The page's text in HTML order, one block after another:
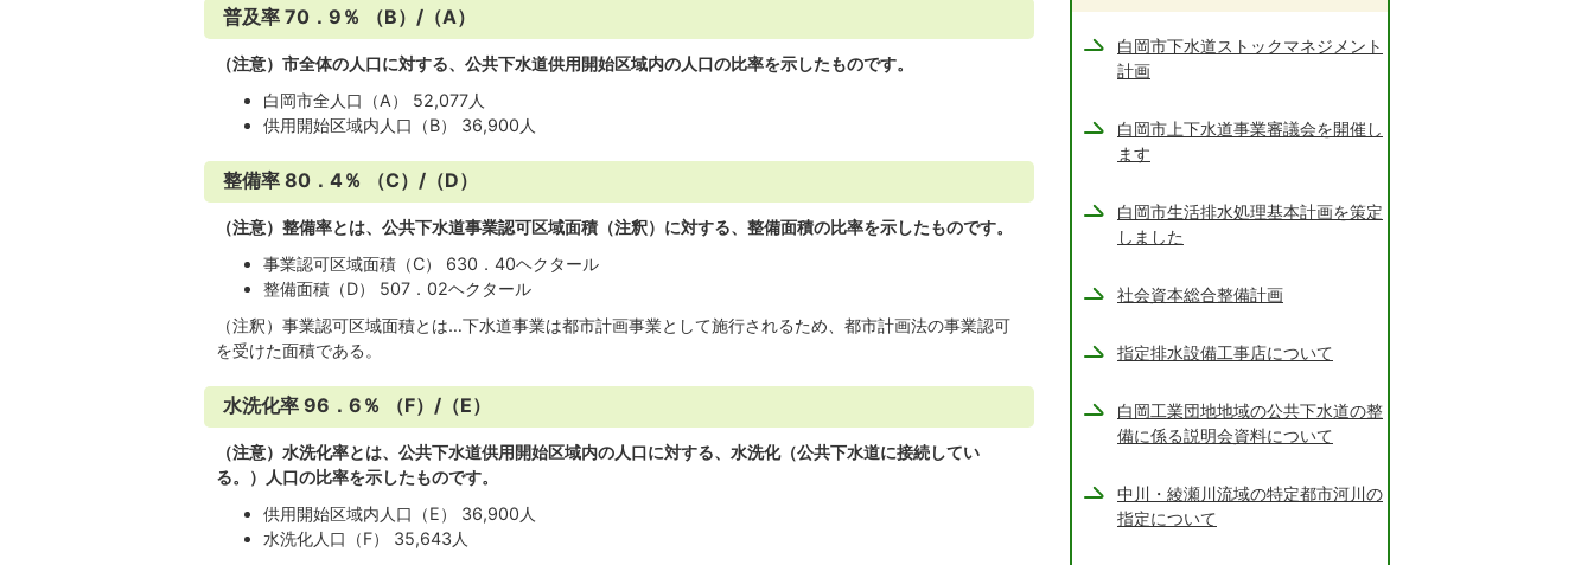
普及率 70．9％ （B）/（A）
（注意）市全体の人口に対する、公共下水道供用開始区域内の人口の比率を示したものです。
白岡市全人口（A） 52,077人
供用開始区域内人口（B） 36,900人
整備率 80．4％ （C）/（D）
（注意）整備率とは、公共下水道事業認可区域面積（注釈）に対する、整備面積の比率を示したものです。
事業認可区域面積（C） 630．40ヘクタール
整備面積（D） 507．02ヘクタール
（注釈）事業認可区域面積とは…下水道事業は都市計画事業として施行されるため、都市計画法の事業認可
を受けた面積である。
水洗化率 96．6％ （F）/（E）
（注意）水洗化率とは、公共下水道供用開始区域内の人口に対する、水洗化（公共下水道に接続してい
る。）人口の比率を示したものです。
供用開始区域内人口（E） 36,900人
水洗化人口（F） 35,643人
白岡市下水道ストックマネジメント
計画
白岡市上下水道事業審議会を開催し
ます
白岡市生活排水処理基本計画を策定
しました
社会資本総合整備計画
指定排水設備工事店について
白岡工業団地地域の公共下水道の整
備に係る説明会資料について
中川・綾瀬川流域の特定都市河川の
指定について